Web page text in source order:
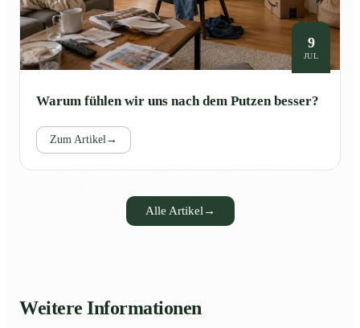
9
JUL
Warum fühlen wir uns nach dem Putzen besser?
Zum Artikel→
Alle Artikel→
Weitere Informationen